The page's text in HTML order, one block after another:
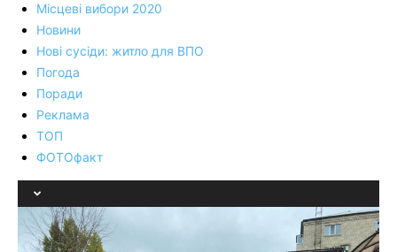
Місцеві вибори 2020
Новини
Нові сусіди: житло для ВПО
Погода
Поради
Реклама
ТОП
ФОТОфакт